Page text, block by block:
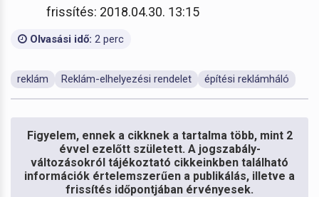
frissítés: 2018.04.30. 13:15
Olvasási idő: 2 perc
reklám Reklám-elhelyezési rendelet építési reklámháló
Figyelem, ennek a cikknek a tartalma több, mint 2
évvel ezelőtt született. A jogszabály-
változásokról tájékoztató cikkeinkben található
információk értelemszerűen a publikálás, illetve a
frissítés időpontjában érvényesek.